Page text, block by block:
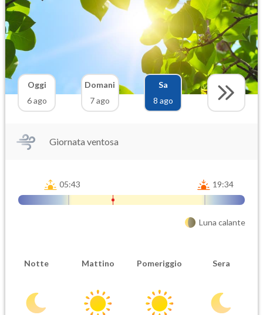
Oggi
6 ago
Domani
7 ago
Sa
8 ago
Giornata ventosa
05:43 19:34
Luna calante
Notte Mattino Pomeriggio Sera